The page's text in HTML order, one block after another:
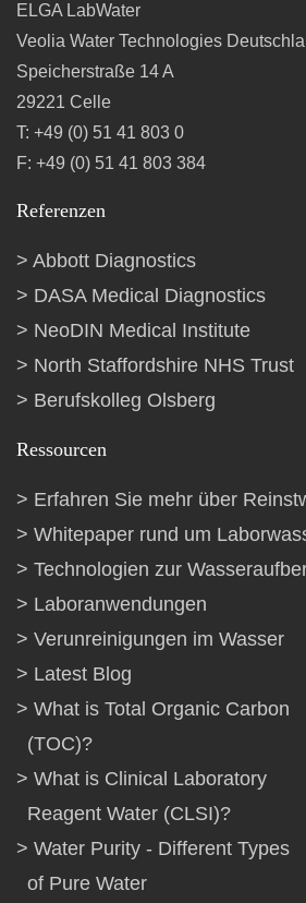
ELGA LabWater
Veolia Water Technologies
Speicherstraße 14 A
29221 Celle
T: +49 (0) 51 41 803 0
F: +49 (0) 51 41 803 384
Referenzen
Abbott Diagnostics
DASA Medical Diagnostics
NeoDIN Medical Institute
North Staffordshire NHS Trust
Berufskolleg Olsberg
Ressourcen
Erfahren Sie mehr über
Whitepaper rund um
Technologien zur
Laboranwendungen
Verunreinigungen im Wasser
Latest Blog
What is Total Organic Carbon
(TOC)?
What is Clinical Laboratory
Reagent Water (CLSI)?
Water Purity - Different Types
of Pure Water